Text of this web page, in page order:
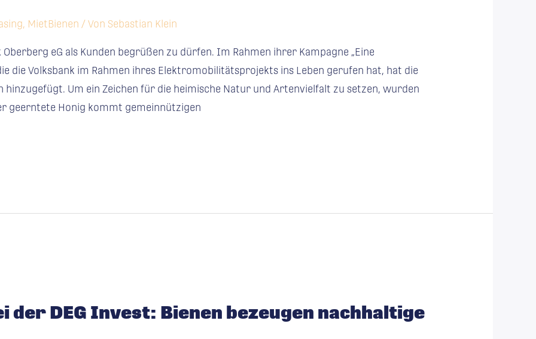
, MietBienen / Von Sebastian Klein
eG als Kunden begrüßen zu dürfen. Im Rahmen ihrer Kampagne „Eine
die Volksbank im Rahmen ihres Elektromobilitätsprojekts ins Leben gerufen hat, hat die
hinzugefügt. Um ein Zeichen für die heimische Natur und Artenvielfalt zu setzen, wurden
geerntete Honig kommt gemeinnützigen
der DEG Invest: Bienen bezeugen nachhaltige